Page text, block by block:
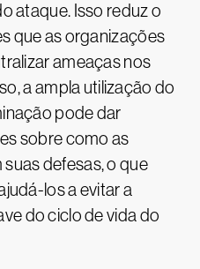
ataque. Isso reduz o
que as organizações
ameaças nos
a ampla utilização do
pode dar
sobre como as
defesas, o que
los a evitar a
do ciclo de vida do